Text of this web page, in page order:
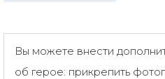
Вы можете внести
об герое: прикрепить